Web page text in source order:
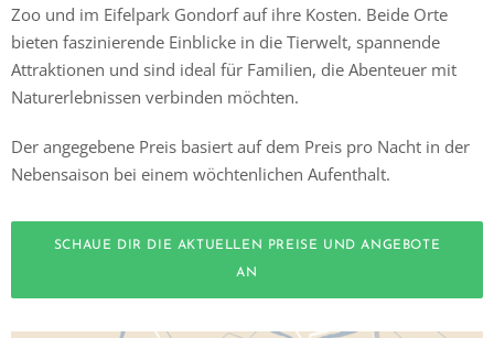
Zoo und im Eifelpark Gondorf auf ihre Kosten. Beide Orte
bieten faszinierende Einblicke in die Tierwelt, spannende
Attraktionen und sind ideal für Familien, die Abenteuer mit
Naturerlebnissen verbinden möchten.
Der angegebene Preis basiert auf dem Preis pro Nacht in der
Nebensaison bei einem wöchtenlichen Aufenthalt.
SCHAUE DIR DIE AKTUELLEN PREISE UND ANGEBOTE
AN